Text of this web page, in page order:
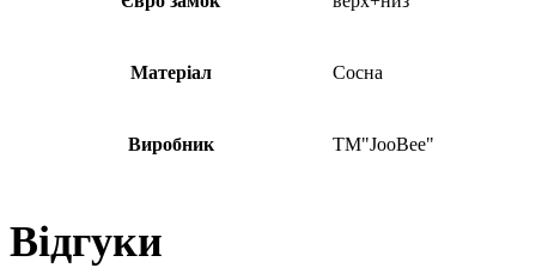
Матеріал Сосна
Виробник ТМ"JooBee"
Відгуки